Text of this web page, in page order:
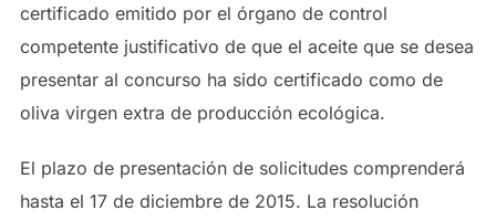
certificado emitido por el órgano de control
competente justificativo de que el aceite que se desea
presentar al concurso ha sido certificado como de
oliva virgen extra de producción ecológica.
El plazo de presentación de solicitudes comprenderá
hasta el 17 de diciembre de 2015. La resolución